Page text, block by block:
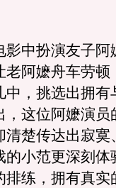
中扮演友子阿
阿嬷舟车劳顿
，挑选出拥有
这位阿嬷演员
楚传达出寂寞
小范更深刻体
练，拥有真实